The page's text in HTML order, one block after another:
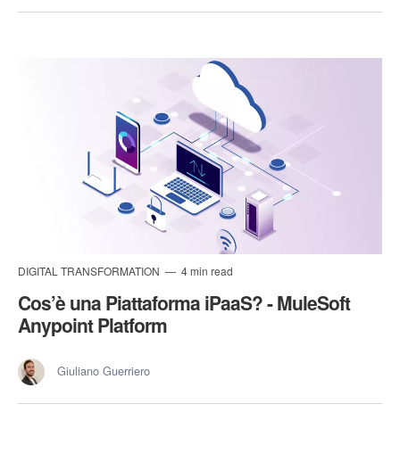
DIGITAL TRANSFORMATION 4 min read
Cos’è una Piattaforma iPaaS? - MuleSoft
Anypoint Platform
Giuliano Guerriero